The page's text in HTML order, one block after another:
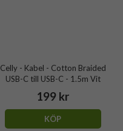
Celly - Kabel - Cotton Braided
USB-C till USB-C - 1.5m Vit
199 kr
KÖP